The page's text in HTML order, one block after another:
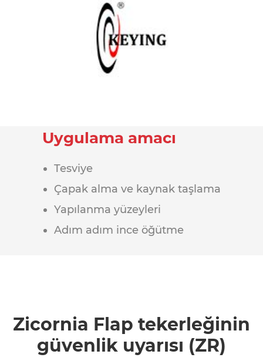
Uygulama amacı
Tesviye
Çapak alma ve kaynak taşlama
Yapılanma yüzeyleri
Adım adım ince öğütme
Zicornia Flap tekerleğinin
güvenlik uyarısı (ZR)